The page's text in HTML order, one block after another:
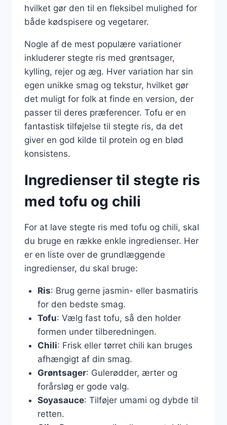
hvilket gør den til en fleksibel mulighed for
både kødspisere og vegetarer.
Nogle af de mest populære variationer
inkluderer stegte ris med grøntsager,
kylling, rejer og æg. Hver variation har sin
egen unikke smag og tekstur, hvilket gør
det muligt for folk at finde en version, der
passer til deres præferencer. Tofu er en
fantastisk tilføjelse til stegte ris, da det
giver en god kilde til protein og en blød
konsistens.
Ingredienser til stegte ris
med tofu og chili
For at lave stegte ris med tofu og chili, skal
du bruge en række enkle ingredienser. Her
er en liste over de grundlæggende
ingredienser, du skal bruge:
Ris: Brug gerne jasmin- eller basmatiris
for den bedste smag.
Tofu: Vælg fast tofu, så den holder
formen under tilberedningen.
Chili: Frisk eller tørret chili kan bruges
afhængigt af din smag.
Grøntsager: Gulerødder, ærter og
forårsløg er gode valg.
Soyasauce: Tilføjer umami og dybde til
retten.